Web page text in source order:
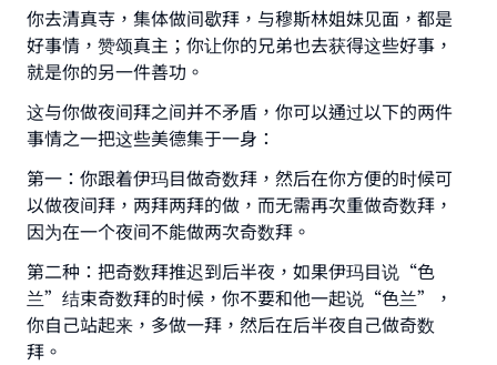
你去清真寺，集体做间歇拜，与穆斯林姐妹见面，都是
好事情，赞颂真主；你让你的兄弟也去获得这些好事，
就是你的另一件善功。
这与你做夜间拜之间并不矛盾，你可以通过以下的两件
事情之一把这些美德集于一身：
第一：你跟着伊玛目做奇数拜，然后在你方便的时候可
以做夜间拜，两拜两拜的做，而无需再次重做奇数拜，
因为在一个夜间不能做两次奇数拜。
第二种：把奇数拜推迟到后半夜，如果伊玛目说“色
兰”结束奇数拜的时候，你不要和他一起说“色兰”，
你自己站起来，多做一拜，然后在后半夜自己做奇数
拜。